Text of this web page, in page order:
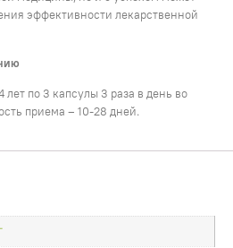
эффективности лекарственной
по 3 капсулы 3 раза в день во
приема – 10-28 дней.